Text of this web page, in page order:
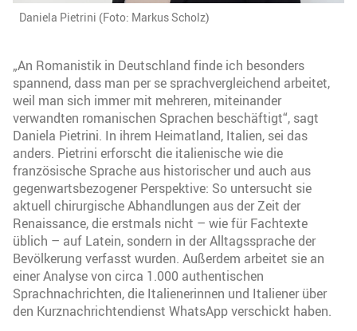
Daniela Pietrini (Foto: Markus Scholz)
„An Romanistik in Deutschland finde ich besonders
spannend, dass man per se sprachvergleichend arbeitet,
weil man sich immer mit mehreren, miteinander
verwandten romanischen Sprachen beschäftigt“, sagt
Daniela Pietrini. In ihrem Heimatland, Italien, sei das
anders. Pietrini erforscht die italienische wie die
französische Sprache aus historischer und auch aus
gegenwartsbezogener Perspektive: So untersucht sie
aktuell chirurgische Abhandlungen aus der Zeit der
Renaissance, die erstmals nicht – wie für Fachtexte
üblich – auf Latein, sondern in der Alltagssprache der
Bevölkerung verfasst wurden. Außerdem arbeitet sie an
einer Analyse von circa 1.000 authentischen
Sprachnachrichten, die Italienerinnen und Italiener über
den Kurznachrichtendienst WhatsApp verschickt haben.